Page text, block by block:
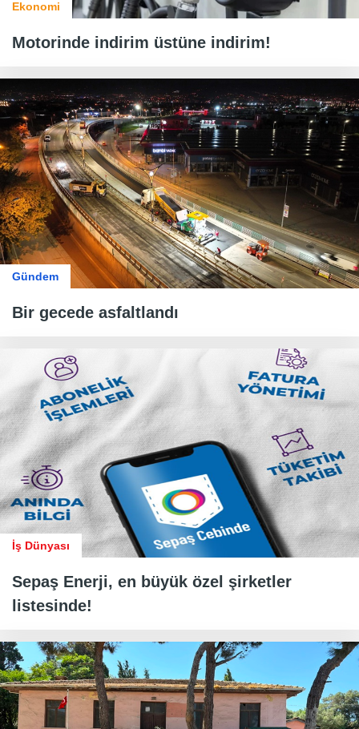
Ekonomi
Motorinde indirim üstüne indirim!
Gündem
Bir gecede asfaltlandı
İş Dünyası
Sepaş Enerji, en büyük özel şirketler
listesinde!